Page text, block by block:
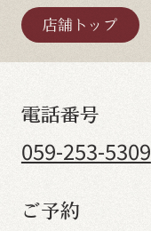
店舗トップ
電話番号
059-253-5309
ご予約